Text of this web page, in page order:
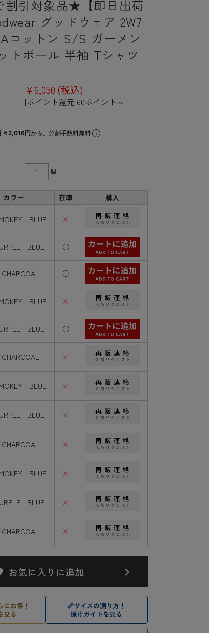
引対象品★【即日出荷
グッドウェア 2W7
コットン S/S ガーメン
トボール 半袖 Tシャツ
¥6,050 (税込)
[ポイント還元 60ポイント～]
々2,016円から。分割手数料無料
個
カラー 在庫 購入
BLUE ×
BLUE ○
○
BLUE ×
BLUE ○
×
BLUE ×
BLUE ×
×
BLUE ×
BLUE ×
×
にお得！
見る
📏サイズの測り方！
採寸ガイドを見る